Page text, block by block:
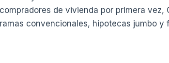
de vivienda por primera vez,
convencionales, hipotecas jumbo y